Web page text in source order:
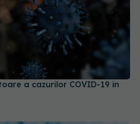
a cazurilor COVID-19 în